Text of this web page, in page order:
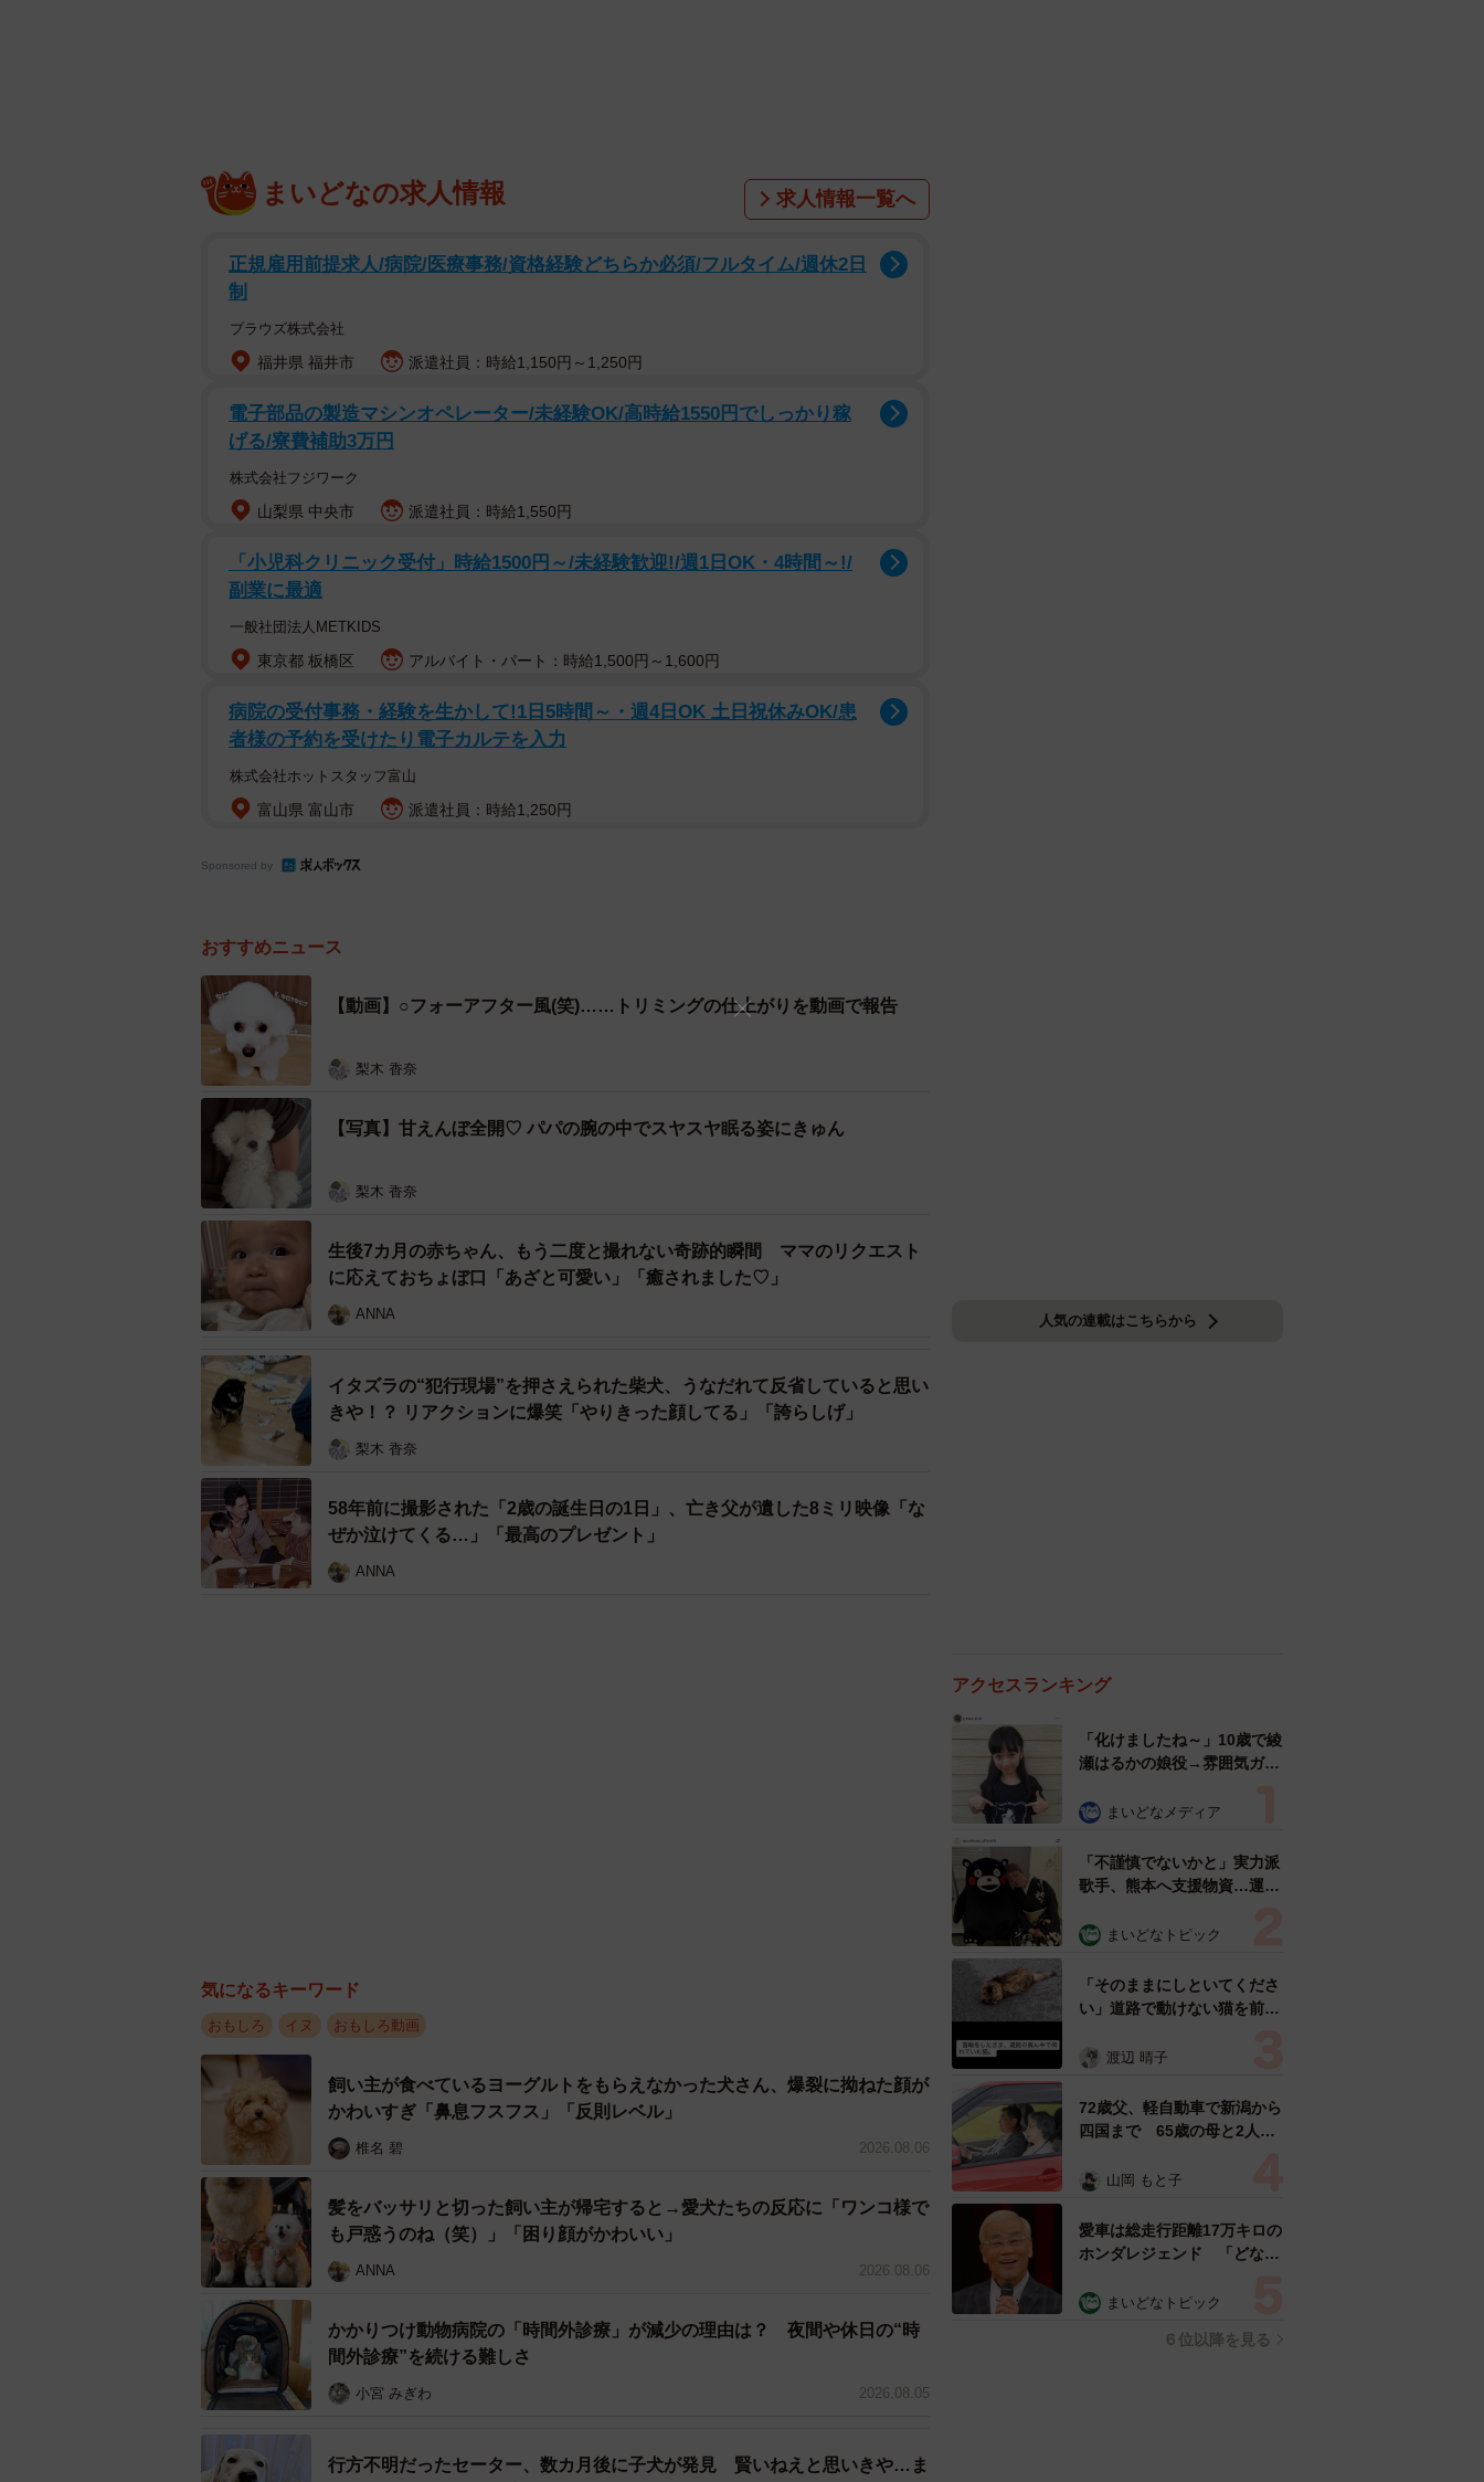
パは動画を撮影し、ママに仕上がりを伝えることにしました。ところがその動画は、パパの
ナレーションに加え、アポちゃんの“心の声”を字幕で表現するなど、本格的な編集が施され
動画は「なんということでしょう。まるで白いヘッドホンをつけているかのような仕上が
り。とってもかわいいです」と紹介しながら、アポちゃんの全身を丁寧に解説。さらに次々
と“見どころ”をユーモラスに語っていきます。
「そして何と言ってもこの短い足。トリミングサロンの巧みの技によって、中には綿が詰ま
っているんではないかと錯覚するほど。いつもありがとうございます」
ポテッとしたまん丸の足もキュートなアポちゃん（画像提供：Apo こげ耳ビションさん）
「ディズニーの餃子ドッグのような仕上がりです。食べたい」
4/10
最後は、「いつもトリミングありがとうございます。そして今日もお腹はとってもかわち
い」と、ピンク色のお腹の映像で締めくくられました。
まいどなの求人情報 求人情報一覧へ
正規雇用前提求人/病院/医療事務/資格経験どちらか必須/フルタイム/週休2日
制
プラウズ株式会社
福井県 福井市 派遣社員：時給1,150円～1,250円
電子部品の製造マシンオペレーター/未経験OK/高時給1550円でしっかり稼
げる/寮費補助3万円
株式会社フジワーク
山梨県 中央市 派遣社員：時給1,550円
「小児科クリニック受付」時給1500円～/未経験歓迎!/週1日OK・4時間～!/
副業に最適
一般社団法人METKIDS
東京都 板橋区 アルバイト・パート：時給1,500円～1,600円
病院の受付事務・経験を生かして!1日5時間～・週4日OK 土日祝休みOK/患
者様の予約を受けたり電子カルテを入力
株式会社ホットスタッフ富山
富山県 富山市 派遣社員：時給1,250円
Sponsored by
おすすめニュース
【動画】○フォーアフター風(笑)……トリミングの仕上がりを動画で報告
梨木 香奈
【写真】甘えんぼ全開♡ パパの腕の中でスヤスヤ眠る姿にきゅん
梨木 香奈
生後7カ月の赤ちゃん、もう二度と撮れない奇跡的瞬間 ママのリクエスト
に応えておちょぼ口「あざと可愛い」「癒されました♡」
ANNA
イタズラの“犯行現場”を押さえられた柴犬、うなだれて反省していると思い
きや！？ リアクションに爆笑「やりきった顔してる」「誇らしげ」
梨木 香奈
58年前に撮影された「2歳の誕生日の1日」、亡き父が遺した8ミリ映像「な
ぜか泣けてくる…」「最高のプレゼント」
ANNA
気になるキーワード
おもしろ イヌ おもしろ動画
飼い主が食べているヨーグルトをもらえなかった犬さん、爆裂に拗ねた顔が
かわいすぎ「鼻息フスフス」「反則レベル」
椎名 碧 2026.08.06
髪をバッサリと切った飼い主が帰宅すると→愛犬たちの反応に「ワンコ様で
も戸惑うのね（笑）」「困り顔がかわいい」
ANNA 2026.08.06
かかりつけ動物病院の「時間外診療」が減少の理由は？ 夜間や休日の“時
間外診療”を続ける難しさ
小宮 みぎわ 2026.08.05
行方不明だったセーター、数カ月後に子犬が発見 賢いねえと思いきや…ま
人気の連載はこちらから
アクセスランキング
「化けましたね～」10歳で綾
瀬はるかの娘役→雰囲気ガラ
雰囲気が」「宝塚に入れそ
まいどなメディア
「不謹慎でないかと」実力派
歌手、熊本へ支援物資…運搬
めらい 「痛いほど伝わる」
まいどなトピック
「そのままにしといてくださ
い」道路で動けない猫を前に
ようとした4日間 「命の重
表の訴え
渡辺 晴子
72歳父、軽自動車で新潟から
四国まで 65歳の母と2人で
憩まで分刻み… 「大学生で
山岡 もと子
愛車は総走行距離17万キロの
ホンダレジェンド 「どなた
所漫才師が譲渡の意向
まいどなトピック
６位以降を見る